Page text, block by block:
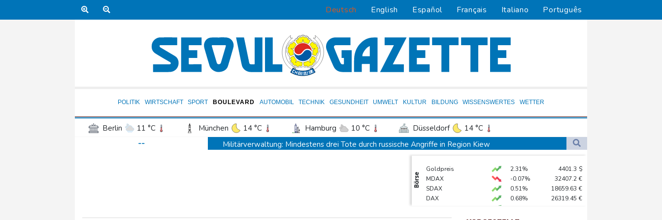
Deutsch English Español Français Italiano Português
POLITIK WIRTSCHAFT SPORT BOULEVARD AUTOMOBIL TECHNIK GESUNDHEIT UMWELT KULTUR BILDUNG WISSENSWERTES WETTER
Berlin 11 °C München 14 °C Hamburg 10 °C Düsseldorf
14 °C
Frankfurt am Main
Potsdam 12 °C Leipzig 11 °C Dortmund
Bremen
Wien
23 °C
--
Militärverwaltung: Mindestens drei Tote durch russische Angriffe in Region Kiew
Kolumbien: Neuer Präsident kündigt "unermüdlichen" Kampf gegen Drogengewalt an
BUND kritisiert Lockerung von Sonn- und Feiertagsfahrverbot für Lastwagen
Trump spricht nach Ballsaal-Urteil von "nationaler Schande"
Börse
Goldpreis 2.31% 4401.3 $
MDAX
-0.07% 32407.2 €
SDAX
0.51% 18659.63 €
DAX
0.68% 26319.45 €
Euro STOXX 50
0.33%